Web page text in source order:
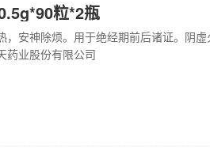
粒*2瓶
药业股份有限公司